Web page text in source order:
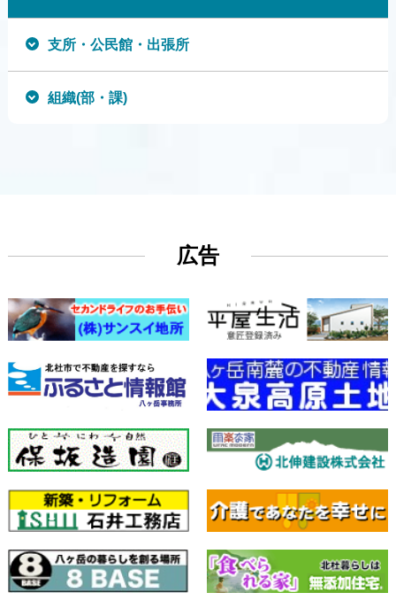
支所・公民館・出張所
組織(部・課)
広告